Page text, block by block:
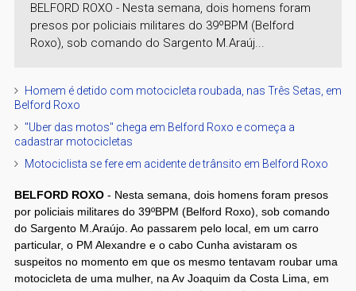
BELFORD ROXO - Nesta semana, dois homens foram
presos por policiais militares do 39ºBPM (Belford
Roxo), sob comando do Sargento M.Araúj...
Homem é detido com motocicleta roubada, nas Três Setas, em
Belford Roxo
"Uber das motos" chega em Belford Roxo e começa a
cadastrar motocicletas
Motociclista se fere em acidente de trânsito em Belford Roxo
BELFORD ROXO- Nesta semana, dois homens foram presos
por policiais militares do 39ºBPM (Belford Roxo), sob comando
do Sargento M.Araújo. Ao passarem pelo local, em um carro
particular, o PM Alexandre e o cabo Cunha avistaram os
suspeitos no momento em que os mesmo tentavam roubar uma
motocicleta de uma mulher, na Av Joaquim da Costa Lima, em